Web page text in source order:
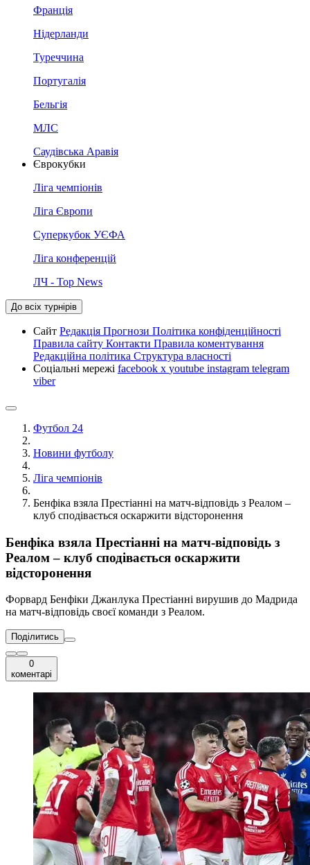
Франція
Нідерланди
Туреччина
Португалія
Бельгія
МЛС
Саудівська Аравія
Єврокубки
Ліга чемпіонів
Ліга Європи
Суперкубок УЄФА
Ліга конференцій
ЛЧ - Top News
До всіх турнірів
Сайт Редакція Прогнози Політика конфіденційності
Правила сайту Контакти Правила коментування
Редакційна політика Структура власності
Соціальні мережі facebook x youtube instagram telegram
viber
Футбол 24
Новини футболу
Ліга чемпіонів
Бенфіка взяла Престіанні на матч-відповідь з Реалом –
клуб сподівається оскаржити відсторонення
Бенфіка взяла Престіанні на матч-відповідь з
Реалом – клуб сподівається оскаржити
відсторонення
Форвард Бенфіки Джанлука Престіанні вирушив до Мадрида
на матч-відповідь своєї команди з Реалом.
Поділитись
0
коментарі